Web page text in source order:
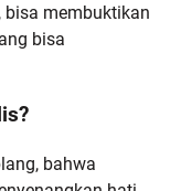
bisa membuktikan
bisa
bahwa